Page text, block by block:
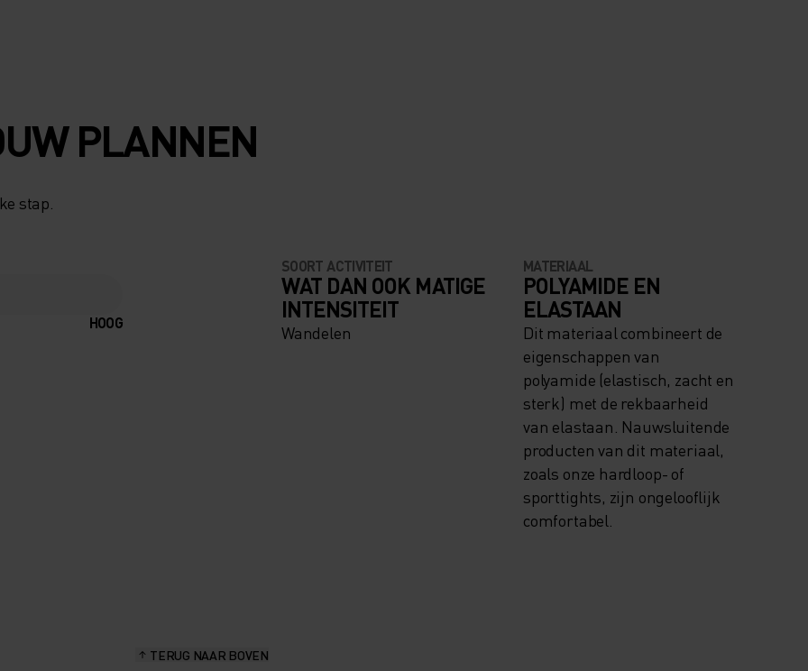
PLANNEN
stap.
HOOG
SOORT ACTIVITEIT
WAT DAN OOK MATIGE
INTENSITEIT
Wandelen
MATERIAAL
POLYAMIDE EN
ELASTAAN
Dit materiaal combineert de
eigenschappen van
polyamide (elastisch, zacht en
sterk) met de rekbaarheid
van elastaan. Nauwsluitende
producten van dit materiaal,
zoals onze hardloop- of
sporttights, zijn ongelooflijk
comfortabel.
TERUG NAAR BOVEN